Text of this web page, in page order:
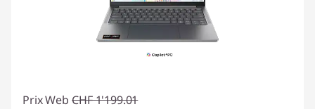
Prix Web CHF 1'199.01